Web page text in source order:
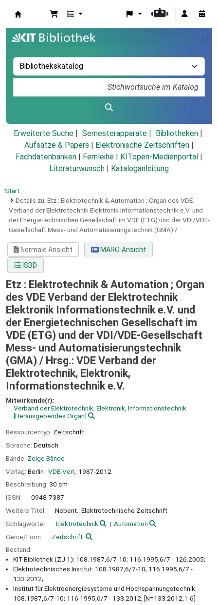
Erweiterte Suche Semesterapparate
Bibliotheken
Aufsätze & Papers
Elektronische Zeitschriften
Fachdatenbanken
Fernleihe KITopen-Medienportal
Literaturwunsch
Kataloganleitung
Start
Details zu: Etz : Elektrotechnik & Automation ; Organ des VDE
Verband der Elektrotechnik Elektronik Informationstechnik e.V. und
der Energietechnischen Gesellschaft im VDE (ETG) und der VDI/VDE-
Gesellschaft Mess- und Automatisierungstechnik (GMA) /
Normale Ansicht
MARC-Ansicht
ISBD
Etz : Elektrotechnik & Automation ; Organ
des VDE Verband der Elektrotechnik
Elektronik Informationstechnik e.V. und
der Energietechnischen Gesellschaft im
VDE (ETG) und der VDI/VDE-Gesellschaft
Mess- und Automatisierungstechnik
(GMA) / Hrsg.: VDE Verband der
Elektrotechnik, Elektronik,
Informationstechnik e.V.
Mitwirkende(r):
Verband der Elektrotechnik, Elektronik, Informationstechnik
[Herausgebendes Organ]
Ressourcentyp: Zeitschrift
Sprache: Deutsch
Bände: Zeige Bände
Verlag: Berlin : VDE-Verl.,
1987-2012
Beschreibung: 30 cm
ISSN:
0948-7387
Weitere Titel:
Nebent.: Elektrotechnische Zeitschrift
Schlagwörter:
Elektrotechnik
Automation
Genre/Form:
Zeitschrift
Bestand:
KIT-Bibliothek (ZJ 1): 108.1987,6/7-10; 116.1995,6/7 - 126.2005;
Elektrotechnisches Institut: 108.1987,6/7-10; 116.1995,6/7 -
133.2012;
Institut für Elektroenergiesysteme und Hochspannungstechnik:
108.1987,6/7-10; 116.1995,6/7 - 133.2012, [N=133.2012,1-6]